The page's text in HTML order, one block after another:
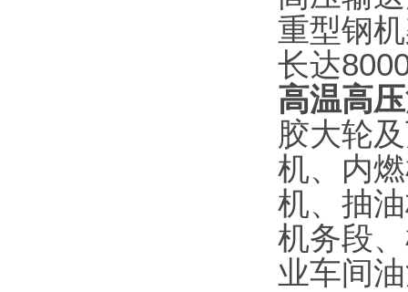
重型钢
长达
高温高
胶大轮
机、内
机、抽
机务段
业车间